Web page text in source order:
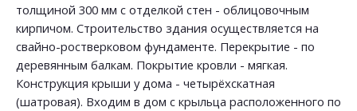
толщиной 300 мм с отделкой стен - облицовочным
кирпичом. Строительство здания осуществляется на
свайно-ростверковом фундаменте. Перекрытие - по
деревянным балкам. Покрытие кровли - мягкая.
Конструкция крыши у дома - четырёхскатная
(шатровая). Входим в дом с крыльца расположенного по